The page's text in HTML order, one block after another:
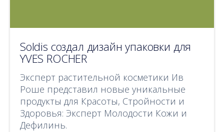
Soldis создал дизайн упаковки для
YVES ROCHER
Эксперт растительной косметики Ив
Роше представил новые уникальные
продукты для Красоты, Стройности и
Здоровья: Эксперт Молодости Кожи и
Дефилинь.